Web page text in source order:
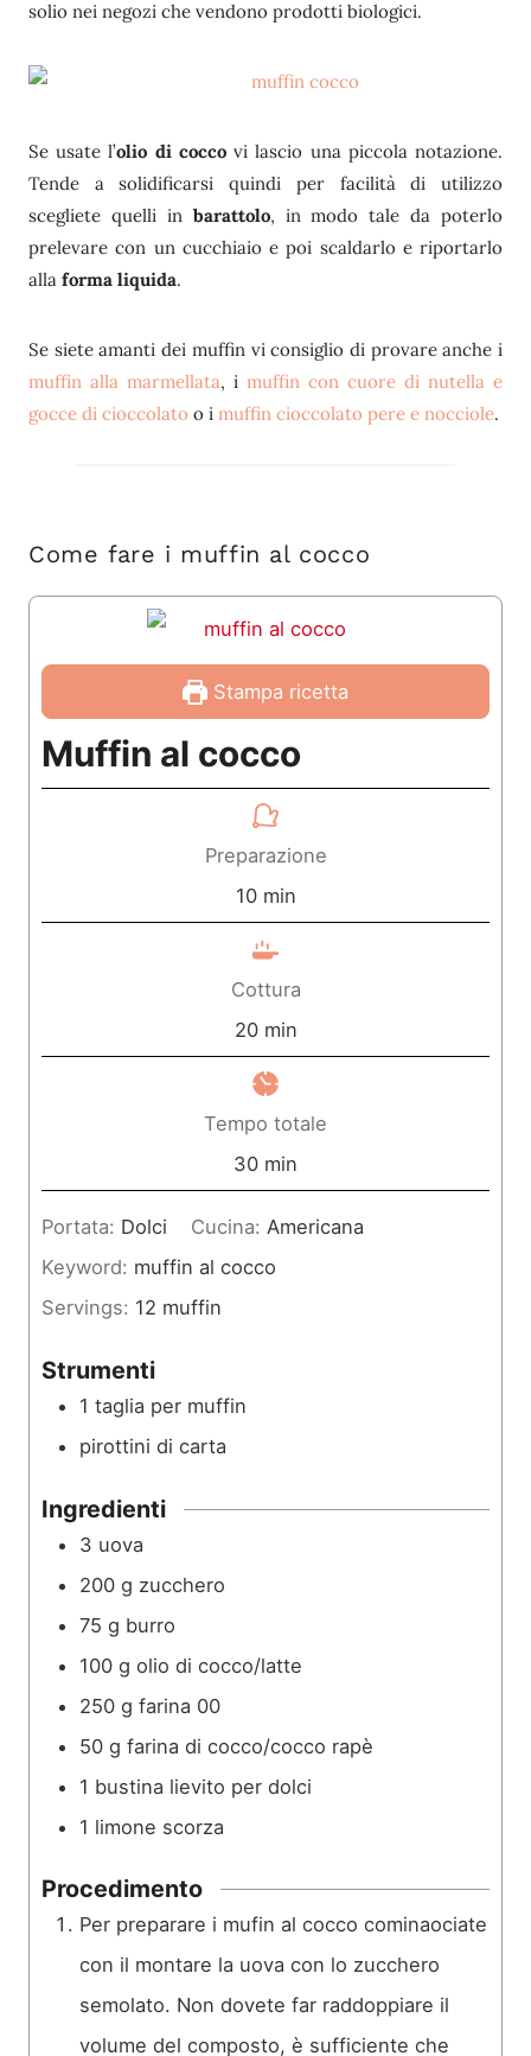
solio nei negozi che vendono prodotti biologici.
Se usate l’olio di coccovi lascio una piccola notazione.
Tende a solidificarsi quindi per facilità di utilizzo
scegliete quelli in barattolo, in modo tale da poterlo
prelevare con un cucchiaio e poi scaldarlo e riportarlo
alla forma liquida.
Se siete amanti dei muffin vi consiglio di provare anche i
muffin alla marmellata, i muffin con cuore di nutella e
gocce di cioccolato o i muffin cioccolato pere e nocciole.
Come fare i muffin al cocco
Stampa ricetta
Muffin al cocco
Preparazione
10m
t
i
min
Cottura
20m
i
t
i
min
Tempo totale
30mmin
Portata: Dolci Cucina: Americana
Keyword: muffin al cocco
Servings: 12 muffin
Strumenti
1 taglia per muffin
pirottini di carta
Ingredienti
3 uova
200 g zucchero
75 g burro
100 g olio di cocco/latte
250 g farina 00
50 g farina di cocco/cocco rapè
1 bustina lievito per dolci
1 limone scorza
Procedimento
Per preparare i mufin al cocco cominaociate
con il montare la uova con lo zucchero
semolato. Non dovete far raddoppiare il
volume del composto, è sufficiente che